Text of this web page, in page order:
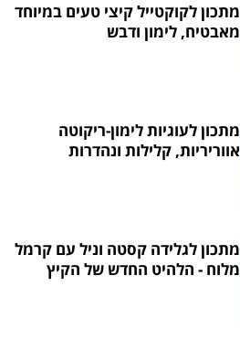
מתכון לקוקטייל קיצי טעים במיוחד
מאבטיח, לימון ודבש
מתכון לעוגיות לימון-ריקוטה
אווריריות, קלילות ונהדרות
מתכון לגלידה קסטה וניל עם קרמל
מלוח - הלהיט החדש של הקיץ